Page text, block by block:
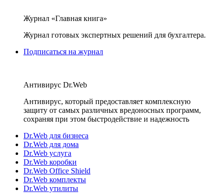
Журнал «Главная книга»
Журнал готовых экспертных решений для бухгалтера.
Подписаться на журнал
Антивирус Dr.Web
Антивирус, который предоставляет комплексную
защиту от самых различных вредоносных программ,
сохраняя при этом быстродействие и надежность
Dr.Web для бизнеса
Dr.Web для дома
Dr.Web услуга
Dr.Web коробки
Dr.Web Office Shield
Dr.Web комплекты
Dr.Web утилиты